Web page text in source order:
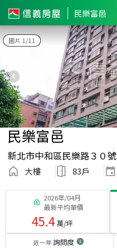
民樂富邑
圖片 1/11
民樂富邑
新北市中和區民樂路３０號
大樓 83戶
2026年/04月
最新平均單價
45.4萬/坪
近一年詢問度